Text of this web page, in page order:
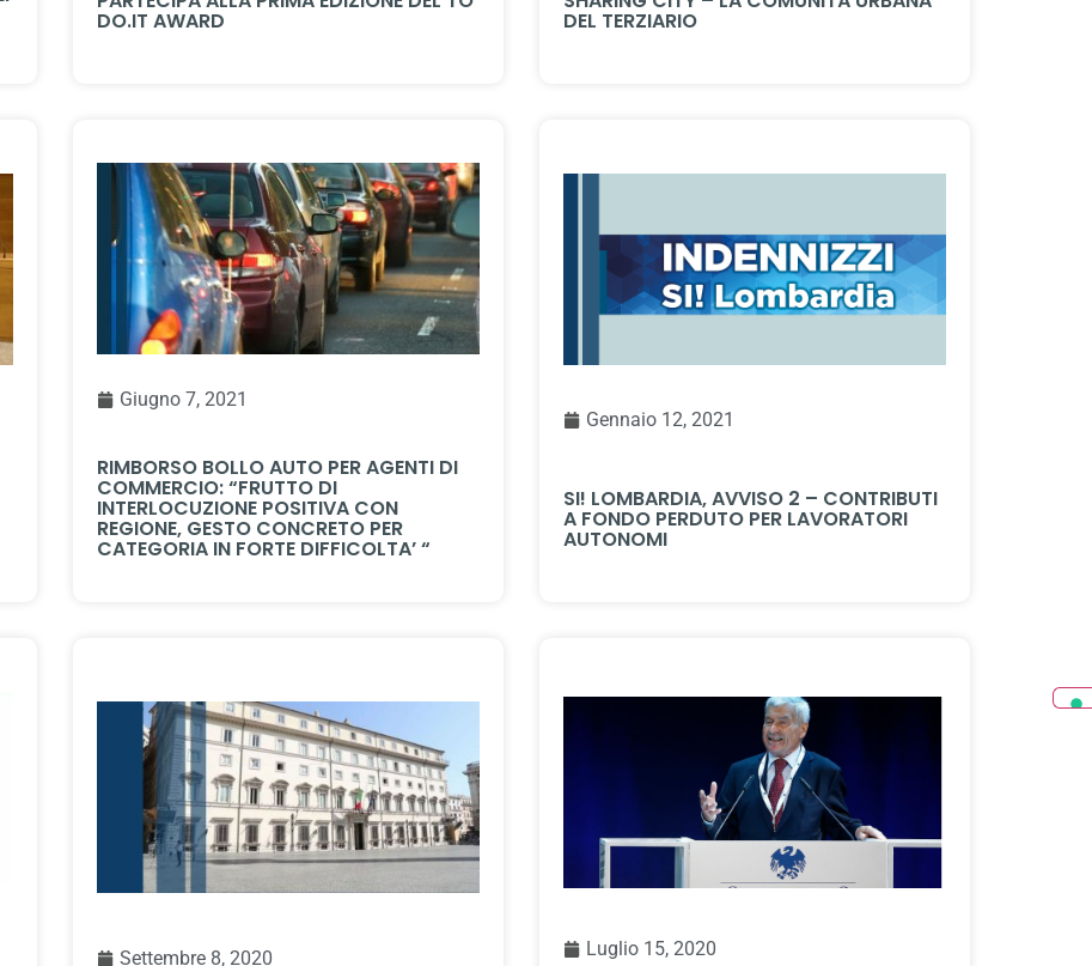
DO.IT AWARD DEL TERZIARIO
Giugno 7, 2021
RIMBORSO BOLLO AUTO PER AGENTI DI
COMMERCIO: “FRUTTO DI
INTERLOCUZIONE POSITIVA CON
REGIONE, GESTO CONCRETO PER
CATEGORIA IN FORTE DIFFICOLTA’ “
Gennaio 12, 2021
SI! LOMBARDIA, AVVISO 2 – CONTRIBUTI
A FONDO PERDUTO PER LAVORATORI
AUTONOMI
Settembre 8, 2020
Luglio 15, 2020